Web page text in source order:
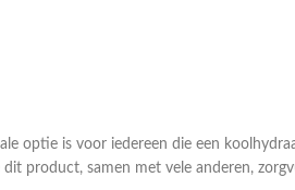
optie is voor iedereen die een
product, samen met vele anderen,